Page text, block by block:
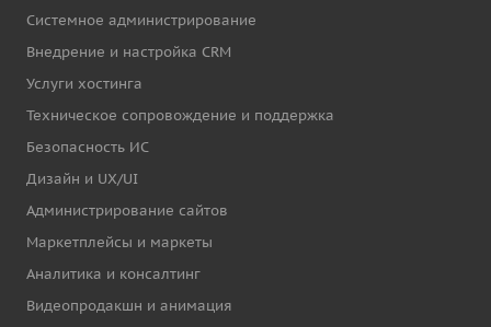
Системное администрирование
Внедрение и настройка CRM
Услуги хостинга
Техническое сопровождение и поддержка
Безопасность ИС
Дизайн и UX/UI
Администрирование сайтов
Маркетплейсы и маркеты
Аналитика и консалтинг
Видеопродакшн и анимация